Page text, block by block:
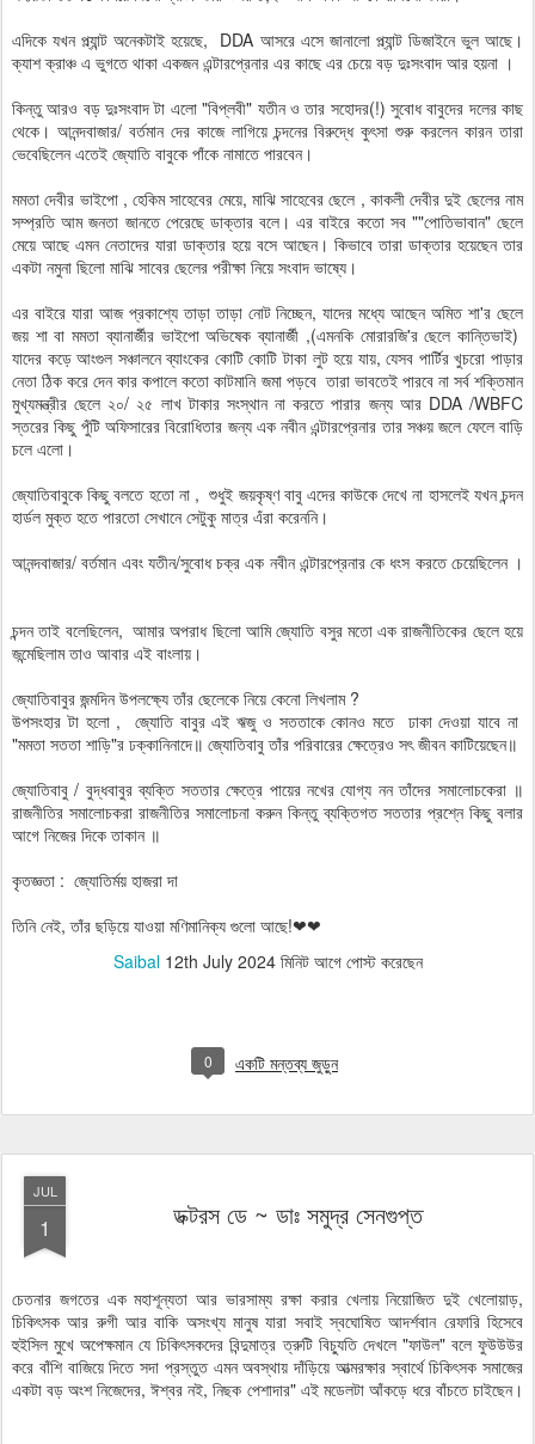
এদিকে যখন প্ল্যান্ট অনেকটাই হয়েছে, DDA আসরে এসে জানালো প্ল্যান্ট ডিজাইনে ভুল আছে।
ক্যাশ ক্রাঞ্চ এ ভুগতে থাকা একজন এন্টারপ্রেনার এর কাছে এর চেয়ে বড় দুঃসংবাদ আর হয়না ।
কিন্তু আরও বড় দুঃসংবাদ টা এলো "বিপ্লবী" যতীন ও তার সহোদর(!) সুবোধ বাবুদের দলের কাছ
থেকে। আনন্দবাজার/ বর্তমান দের কাজে লাগিয়ে চন্দনের বিরুদ্ধে কুৎসা শুরু করলেন কারন তারা
ভেবেছিলেন এতেই জ্যোতি বাবুকে পাঁকে নামাতে পারবেন।
মমতা দেবীর ভাইপো , হেকিম সাহেবের মেয়ে, মাঝি সাহেবের ছেলে , কাকলী দেবীর দুই ছেলের নাম
সম্প্রতি আম জনতা জানতে পেরেছে ডাক্তার বলে। এর বাইরে কতো সব ""পোতিভাবান" ছেলে
মেয়ে আছে এমন নেতাদের যারা ডাক্তার হয়ে বসে আছেন। কিভাবে তারা ডাক্তার হয়েছেন তার
একটা নমুনা ছিলো মাঝি সাবের ছেলের পরীক্ষা নিয়ে সংবাদ ভাষ্যে।
এর বাইরে যারা আজ প্রকাশ্যে তাড়া তাড়া নোট নিচ্ছেন, যাদের মধ্যে আছেন অমিত শা'র ছেলে
জয় শা বা মমতা ব্যানার্জীর ভাইপো অভিষেক ব্যানার্জী ,(এমনকি মোরারজি'র ছেলে কান্তিভাই)
যাদের কড়ে আংগুল সঞ্চালনে ব্যাংকের কোটি কোটি টাকা লুট হয়ে যায়, যেসব পার্টির খুচরো পাড়ার
নেতা ঠিক করে দেন কার কপালে কতো কাটমানি জমা পড়বে তারা ভাবতেই পারবে না সর্ব শক্তিমান
মুখ্যমন্ত্রীর ছেলে ২০/ ২৫ লাখ টাকার সংস্থান না করতে পারার জন্য আর DDA /WBFC
স্তরের কিছু পুঁটি অফিসারের বিরোধিতার জন্য এক নবীন এন্টারপ্রেনার তার সঞ্চয় জলে ফেলে বাড়ি
চলে এলো।
জ্যোতিবাবুকে কিছু বলতে হতো না , শুধুই জয়কৃষ্ণ বাবু এদের কাউকে দেখে না হাসলেই যখন চন্দন
হার্ডল মুক্ত হতে পারতো সেখানে সেটুকু মাত্র এঁরা করেননি।
আনন্দবাজার/ বর্তমান এবং যতীন/সুবোধ চক্র এক নবীন এন্টারপ্রেনার কে ধংস করতে চেয়েছিলেন ।
চন্দন তাই বলেছিলেন, আমার অপরাধ ছিলো আমি জ্যোতি বসুর মতো এক রাজনীতিকের ছেলে হয়ে
জন্মেছিলাম তাও আবার এই বাংলায়।
জ্যোতিবাবুর জন্মদিন উপলক্ষ্যে তাঁর ছেলেকে নিয়ে কেনো লিখলাম ?
উপসংহার টা হলো , জ্যোতি বাবুর এই ঋজু ও সততাকে কোনও মতে ঢাকা দেওয়া যাবে না
"মমতা সততা শাড়ি"র ঢক্কানিনাদে॥ জ্যোতিবাবু তাঁর পরিবারের ক্ষেত্রেও সৎ জীবন কাটিয়েছেন॥
জ্যোতিবাবু / বুদ্ধবাবুর ব্যক্তি সততার ক্ষেত্রে পায়ের নখের যোগ্য নন তাঁদের সমালোচকেরা ॥
রাজনীতির সমালোচকরা রাজনীতির সমালোচনা করুন কিন্তু ব্যক্তিগত সততার প্রশ্নে কিছু বলার
আগে নিজের দিকে তাকান ॥
কৃতজ্ঞতা : জ্যোতির্ময় হাজরা দা
তিনি নেই, তাঁর ছড়িয়ে যাওয়া মণিমানিক্য গুলো আছে!❤❤
Saibal 12th July 2024মিনিট আগে পোস্ট করেছেন
0 একটি মন্তব্য জুড়ুন
JUL
1 ডক্টরস ডে ~ ডাঃ সমুদ্র সেনগুপ্ত
চেতনার জগতের এক মহাশূন্যতা আর ভারসাম্য রক্ষা করার খেলায় নিয়োজিত দুই খেলোয়াড়,
চিকিৎসক আর রুগী আর বাকি অসংখ্য মানুষ যারা সবাই স্বঘোষিত আদর্শবান রেফারি হিসেবে
হুইসিল মুখে অপেক্ষমান যে চিকিৎসকদের বিন্দুমাত্র ত্রুটি বিচ্যুতি দেখলে "ফাউল" বলে ফুউউউর
করে বাঁশি বাজিয়ে দিতে সদা প্রস্তুত এমন অবস্থায় দাঁড়িয়ে আত্মরক্ষার স্বার্থে চিকিৎসক সমাজের
একটা বড় অংশ নিজেদের, ঈশ্বর নই, নিছক পেশাদার" এই মডেলটা আঁকড়ে ধরে বাঁচতে চাইছেন।